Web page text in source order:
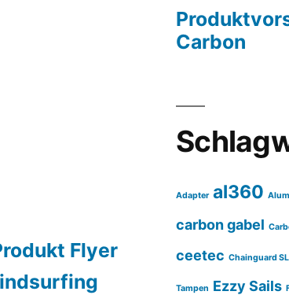
Carbon
Flyer
Adapter al360
carbon gabel
ceetec Chainguard SL
Tampen Ezzy Sails